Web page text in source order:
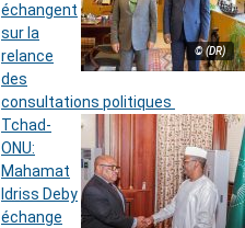
© (DR)
échangent
sur la
relance
des
consultations politiques
Tchad-
ONU:
Mahamat
Idriss Deby
échange